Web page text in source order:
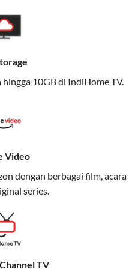
internet cepat baik
tidak terikat pada satu
sehingga bisa menikmati
super cepat untuk
dari rumah.
jaringan dan
10GB di IndiHome TV.
Video
dengan berbagai film, acara
series.
TV